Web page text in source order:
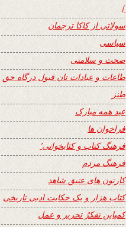
}
سولاتی از کاکا ترجمان
سیاسی
صحت و سلامتی
طاعات و عبادات تان قبول درگاه حق
طنز
عید همه مبارک
فراخوان ها
فرهنگ کتاب و کتابخوانی٬
فرهنگ مردم
کارتون های عتیق شاهد
کتاب هزار و یک حکایت ادبی تاریخی
کمپاین تفکرُ تحریر و عمل